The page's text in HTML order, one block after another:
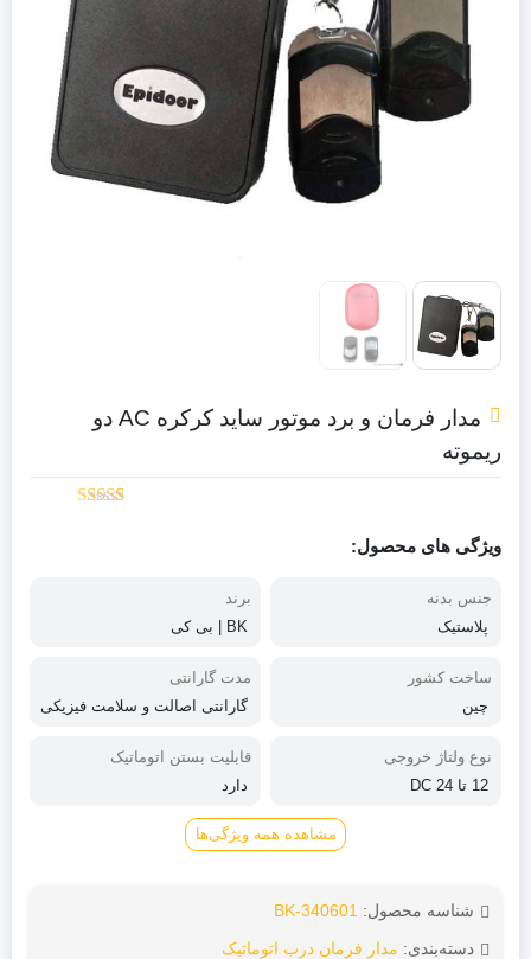
مدار فرمان و برد موتور ساید کرکره AC دو
ریموته
ویژگی های محصول:
جنس بدنه
پلاستیک
برند
BK | بی کی
ساخت کشور
چین
مدت گارانتی
گارانتی اصالت و سلامت فیزیکی
نوع ولتاژ خروجی
12 تا 24 DC
قابلیت بستن اتوماتیک
دارد
مشاهده همه ویژگی‌ها
شناسه محصول: BK-340601
دسته‌بندی: مدار فرمان درب اتوماتیک